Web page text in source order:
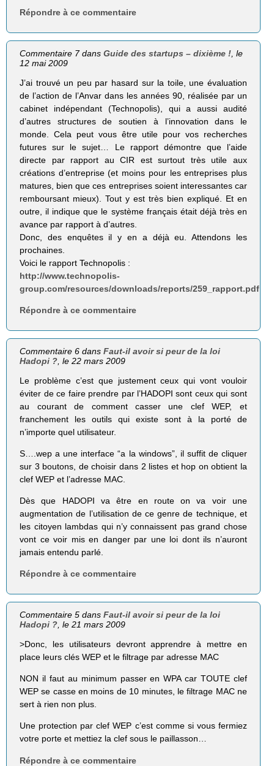
Répondre à ce commentaire
Commentaire 7 dansGuide des startups – dixième ! , le
12 mai 2009
J’ai trouvé un peu par hasard sur la toile, une évaluation
de l’action de l’Anvar dans les années 90, réalisée par un
cabinet indépendant (Technopolis), qui a aussi audité
d’autres structures de soutien à l’innovation dans le
monde. Cela peut vous être utile pour vos recherches
futures sur le sujet… Le rapport démontre que l’aide
directe par rapport au CIR est surtout très utile aux
créations d’entreprise (et moins pour les entreprises plus
matures, bien que ces entreprises soient interessantes car
remboursant mieux). Tout y est très bien expliqué. Et en
outre, il indique que le système français était déjà très en
avance par rapport à d’autres.
Donc, des enquêtes il y en a déjà eu. Attendons les
prochaines.
Voici le rapport Technopolis :
http://www.technopolis-
group.com/resources/downloads/reports/259_rapport.pdf
Répondre à ce commentaire
Commentaire 6 dansFaut-il avoir si peur de la loi
Hadopi ? , le 22 mars 2009
Le problème c’est que justement ceux qui vont vouloir
éviter de ce faire prendre par l’HADOPI sont ceux qui sont
au courant de comment casser une clef WEP, et
franchement les outils qui existe sont à la porté de
n’importe quel utilisateur.
S….wep a une interface “a la windows”, il suffit de cliquer
sur 3 boutons, de choisir dans 2 listes et hop on obtient la
clef WEP et l’adresse MAC.
Dès que HADOPI va être en route on va voir une
augmentation de l’utilisation de ce genre de technique, et
les citoyen lambdas qui n’y connaissent pas grand chose
vont ce voir mis en danger par une loi dont ils n’auront
jamais entendu parlé.
Répondre à ce commentaire
Commentaire 5 dansFaut-il avoir si peur de la loi
Hadopi ?, le 21 mars 2009
>Donc, les utilisateurs devront apprendre à mettre en
place leurs clés WEP et le filtrage par adresse MAC
NON il faut au minimum passer en WPA car TOUTE clef
WEP se casse en moins de 10 minutes, le filtrage MAC ne
sert à rien non plus.
Une protection par clef WEP c’est comme si vous fermiez
votre porte et mettiez la clef sous le paillasson…
Répondre à ce commentaire